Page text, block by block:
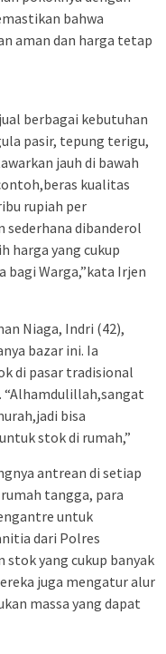
bahwa
aman dan harga tetap
berbagai kebutuhan
pasir, tepung terigu,
jauh di bawah
kualitas
rupiah per
sederhana dibanderol
harga yang cukup
Warga,”kata Irjen
Niaga, Indri (42),
bazar ini. Ia
di pasar tradisional
“Alhamdulillah,sangat
bisa
stok di rumah,”
antrean di setiap
tangga, para
untuk
dari Polres
stok yang cukup banyak
juga mengatur alur
massa yang dapat